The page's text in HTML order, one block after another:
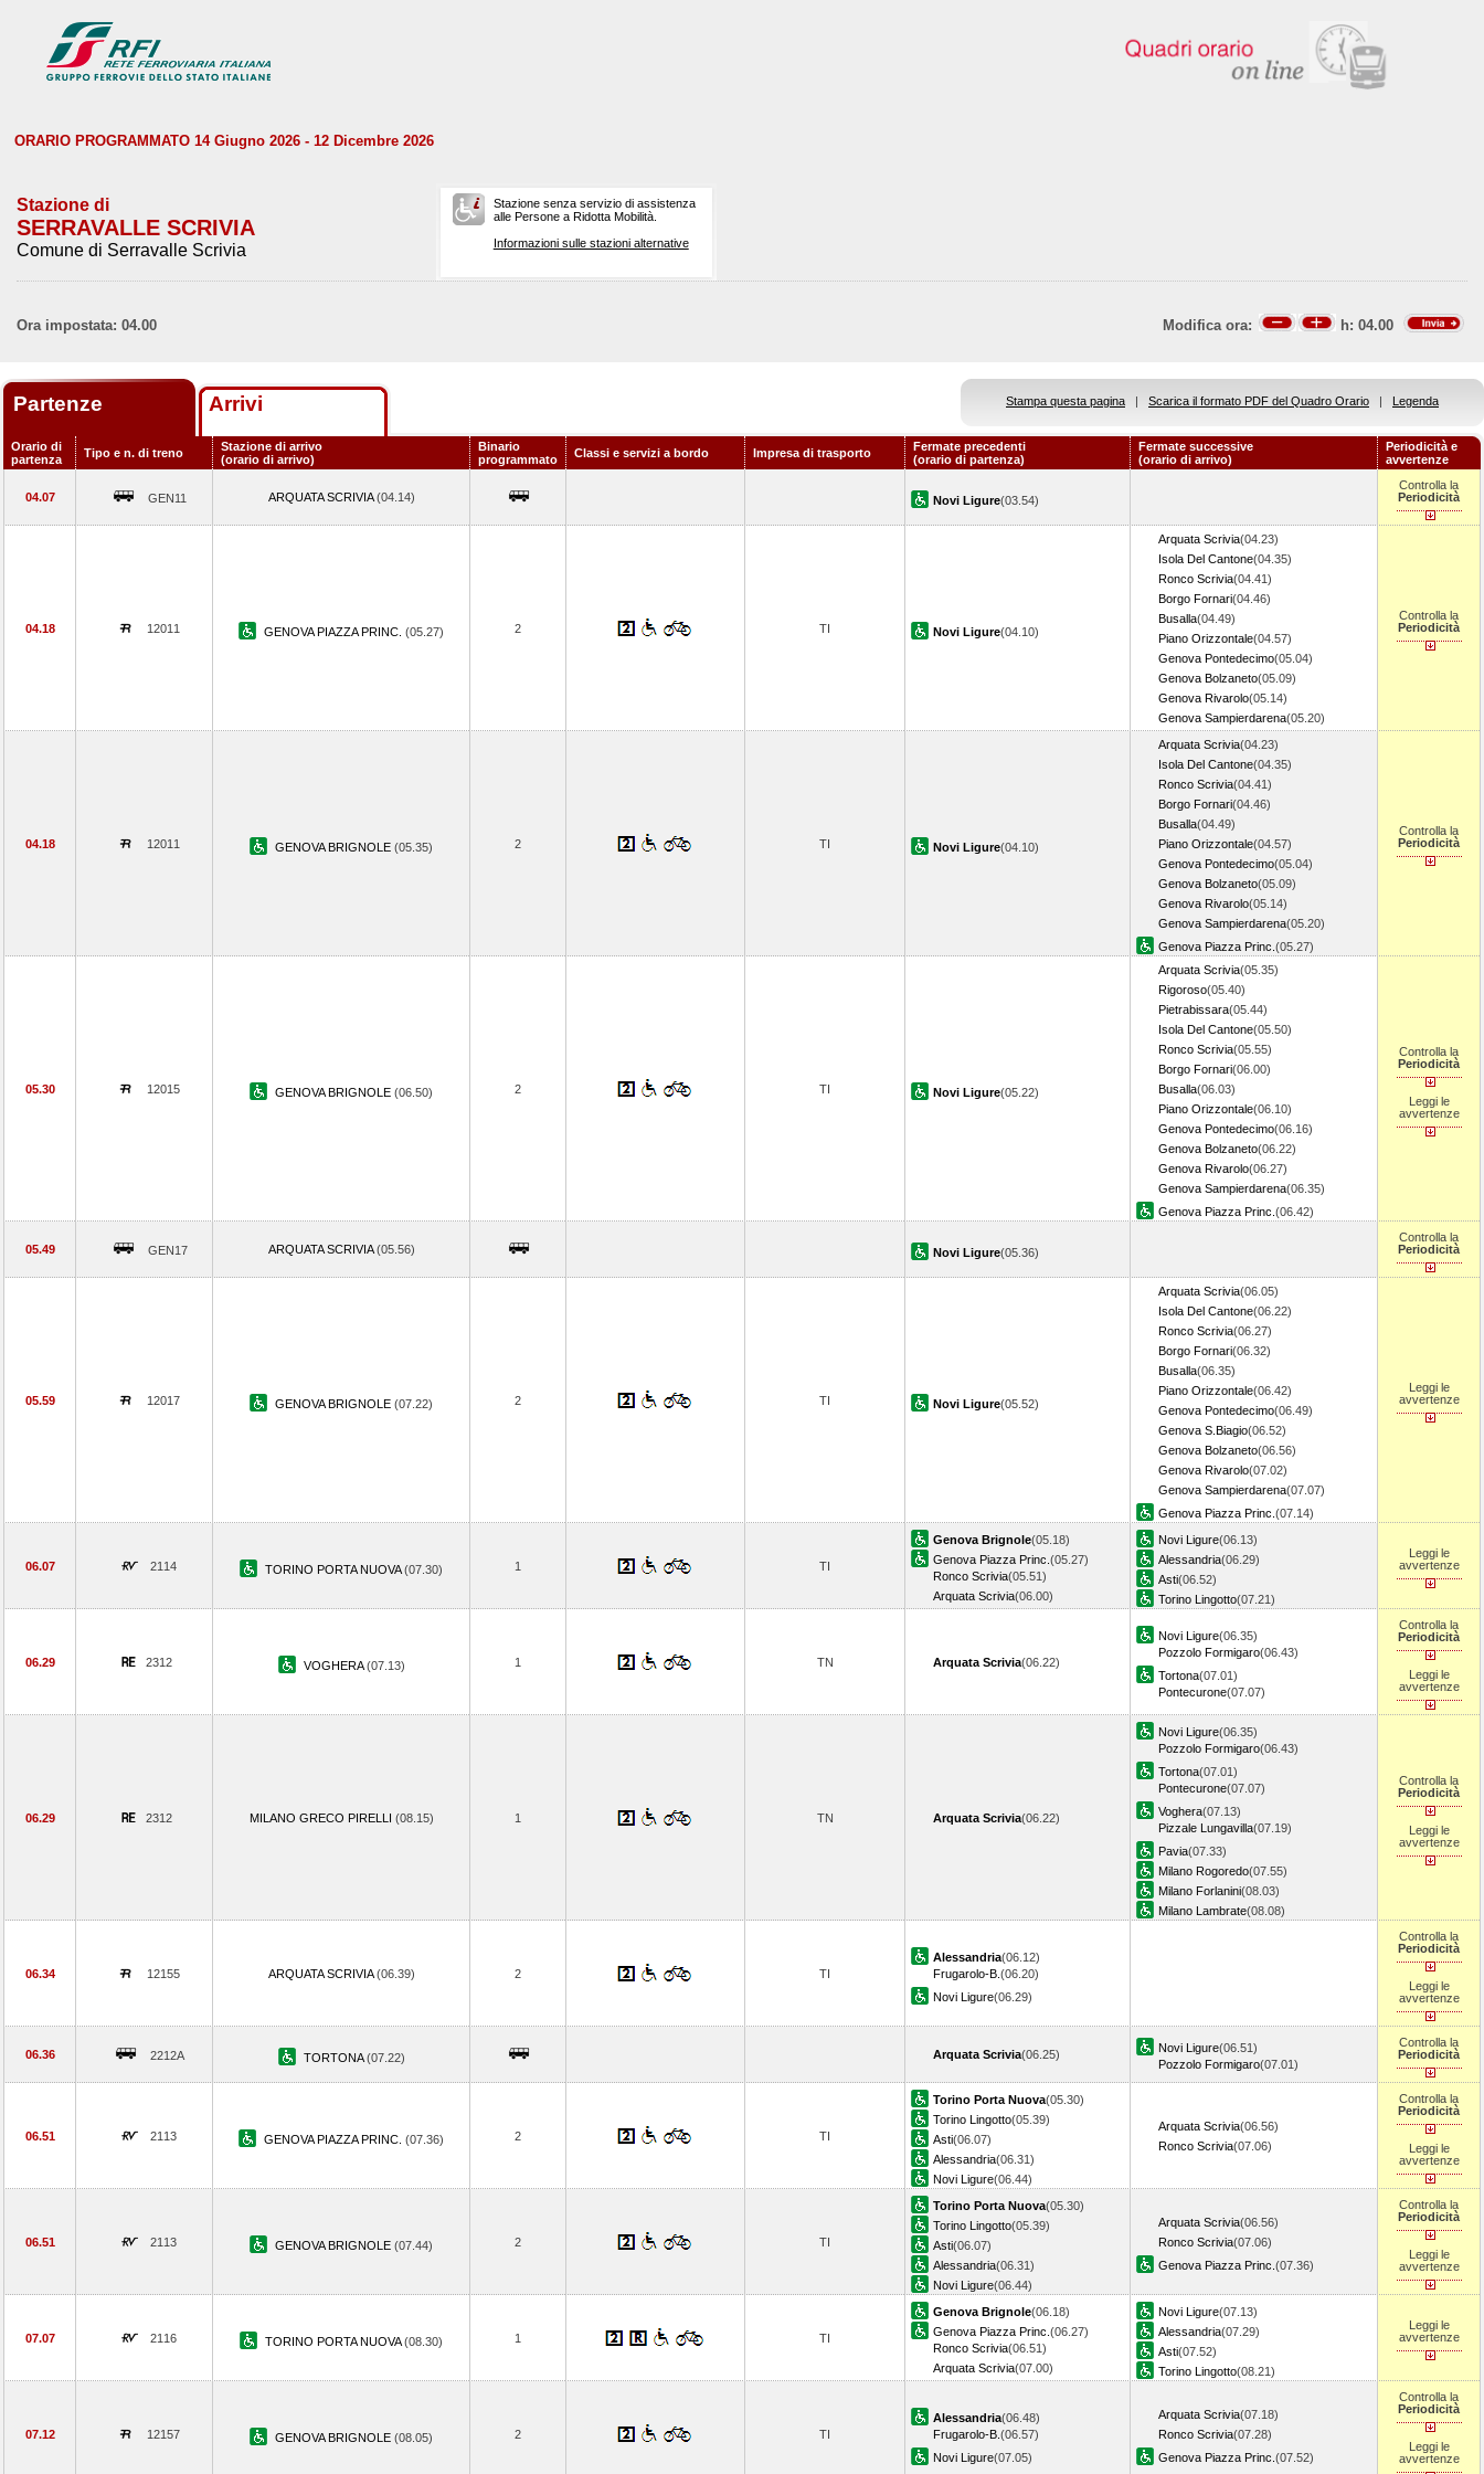
ORARIO PROGRAMMATO 14 Giugno 2026 - 12 Dicembre 2026
Stazione di
SERRAVALLE SCRIVIA
Comune di Serravalle Scrivia
Stazione senza servizio di assistenza
alle Persone a Ridotta Mobilità.
Informazioni sulle stazioni alternative
Ora impostata: 04.00 Modifica ora: h: 04.00
Partenze Arrivi Stampa questa pagina | Scarica il formato PDF del Quadro Orario | Legenda
Orario di
partenza
Tipo e n. di treno
Stazione di arrivo
(orario di arrivo)
Binario
programmato
Classi e servizi a bordo Impresa di trasporto
Fermate precedenti
(orario di partenza)
Fermate successive
(orario di arrivo)
Periodicità e
avvertenze
04.07 GEN11 ARQUATA SCRIVIA(04.14) Novi Ligure(03.54)
Controlla la
Periodicità
04.18 12011 GENOVA PIAZZA PRINC. (05.27) 2 TI Novi Ligure(04.10)
Arquata Scrivia(04.23)
Isola Del Cantone(04.35)
Ronco Scrivia(04.41)
Borgo Fornari(04.46)
Busalla(04.49)
Piano Orizzontale(04.57)
Genova Pontedecimo(05.04)
Genova Bolzaneto(05.09)
Genova Rivarolo(05.14)
Genova Sampierdarena(05.20)
Controlla la
Periodicità
04.18 12011 GENOVA BRIGNOLE (05.35) 2 TI Novi Ligure(04.10)
Arquata Scrivia(04.23)
Isola Del Cantone(04.35)
Ronco Scrivia(04.41)
Borgo Fornari(04.46)
Busalla(04.49)
Piano Orizzontale(04.57)
Genova Pontedecimo(05.04)
Genova Bolzaneto(05.09)
Genova Rivarolo(05.14)
Genova Sampierdarena(05.20)
Genova Piazza Princ. (05.27)
Controlla la
Periodicità
05.30 12015 GENOVA BRIGNOLE (06.50) 2 TI Novi Ligure(05.22)
Arquata Scrivia(05.35)
Rigoroso(05.40)
Pietrabissara(05.44)
Isola Del Cantone(05.50)
Ronco Scrivia(05.55)
Borgo Fornari(06.00)
Busalla(06.03)
Piano Orizzontale(06.10)
Genova Pontedecimo(06.16)
Genova Bolzaneto(06.22)
Genova Rivarolo(06.27)
Genova Sampierdarena(06.35)
Genova Piazza Princ. (06.42)
Controlla la
Periodicità
Leggi le
avvertenze
05.49 GEN17 ARQUATA SCRIVIA(05.56) Novi Ligure(05.36)
Controlla la
Periodicità
05.59 12017 GENOVA BRIGNOLE (07.22) 2 TI Novi Ligure(05.52)
Arquata Scrivia(06.05)
Isola Del Cantone(06.22)
Ronco Scrivia(06.27)
Borgo Fornari(06.32)
Busalla(06.35)
Piano Orizzontale(06.42)
Genova Pontedecimo(06.49)
Genova S.Biagio(06.52)
Genova Bolzaneto(06.56)
Genova Rivarolo(07.02)
Genova Sampierdarena(07.07)
Genova Piazza Princ. (07.14)
Leggi le
avvertenze
06.07 2114 TORINO PORTA NUOVA(07.30) 1 TI
Genova Brignole(05.18)
Genova Piazza Princ. (05.27)
Ronco Scrivia(05.51)
Arquata Scrivia(06.00)
Novi Ligure(06.13)
Alessandria(06.29)
Asti(06.52)
Torino Lingotto(07.21)
Leggi le
avvertenze
06.29 2312 VOGHERA(07.13) 1 TN Arquata Scrivia(06.22)
Novi Ligure(06.35)
Pozzolo Formigaro(06.43)
Tortona(07.01)
Pontecurone(07.07)
Controlla la
Periodicità
Leggi le
avvertenze
06.29 2312 MILANO GRECO PIRELLI (08.15) 1 TN Arquata Scrivia(06.22)
Novi Ligure(06.35)
Pozzolo Formigaro(06.43)
Tortona(07.01)
Pontecurone(07.07)
Voghera(07.13)
Pizzale Lungavilla(07.19)
Pavia(07.33)
Milano Rogoredo(07.55)
Milano Forlanini(08.03)
Milano Lambrate(08.08)
Controlla la
Periodicità
Leggi le
avvertenze
06.34 12155 ARQUATA SCRIVIA(06.39) 2 TI
Alessandria(06.12)
Frugarolo-B. (06.20)
Novi Ligure(06.29)
Controlla la
Periodicità
Leggi le
avvertenze
06.36 2212A TORTONA(07.22) Arquata Scrivia(06.25) Novi Ligure(06.51)
Pozzolo Formigaro(07.01)
Controlla la
Periodicità
06.51 2113 GENOVA PIAZZA PRINC. (07.36) 2 TI
Torino Porta Nuova(05.30)
Torino Lingotto(05.39)
Asti(06.07)
Alessandria(06.31)
Novi Ligure(06.44)
Arquata Scrivia(06.56)
Ronco Scrivia(07.06)
Controlla la
Periodicità
Leggi le
avvertenze
06.51 2113 GENOVA BRIGNOLE (07.44) 2 TI
Torino Porta Nuova(05.30)
Torino Lingotto(05.39)
Asti(06.07)
Alessandria(06.31)
Novi Ligure(06.44)
Arquata Scrivia(06.56)
Ronco Scrivia(07.06)
Genova Piazza Princ. (07.36)
Controlla la
Periodicità
Leggi le
avvertenze
07.07 2116 TORINO PORTA NUOVA(08.30) 1 TI
Genova Brignole(06.18)
Genova Piazza Princ. (06.27)
Ronco Scrivia(06.51)
Arquata Scrivia(07.00)
Novi Ligure(07.13)
Alessandria(07.29)
Asti(07.52)
Torino Lingotto(08.21)
Leggi le
avvertenze
07.12 12157 GENOVA BRIGNOLE (08.05) 2 TI
Alessandria(06.48)
Frugarolo-B. (06.57)
Novi Ligure(07.05)
Arquata Scrivia(07.18)
Ronco Scrivia(07.28)
Genova Piazza Princ. (07.52)
Controlla la
Periodicità
Leggi le
avvertenze